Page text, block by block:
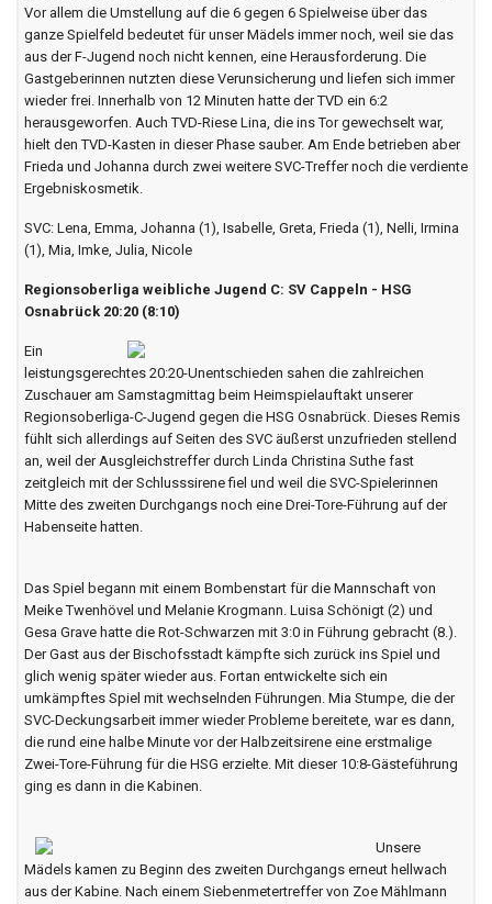
Vor allem die Umstellung auf die 6 gegen 6 Spielweise über das
ganze Spielfeld bedeutet für unser Mädels immer noch, weil sie das
aus der F-Jugend noch nicht kennen, eine Herausforderung. Die
Gastgeberinnen nutzten diese Verunsicherung und liefen sich immer
wieder frei. Innerhalb von 12 Minuten hatte der TVD ein 6:2
herausgeworfen. Auch TVD-Riese Lina, die ins Tor gewechselt war,
hielt den TVD-Kasten in dieser Phase sauber. Am Ende betrieben aber
Frieda und Johanna durch zwei weitere SVC-Treffer noch die verdiente
Ergebniskosmetik.
SVC: Lena, Emma, Johanna (1), Isabelle, Greta, Frieda (1), Nelli, Irmina
(1), Mia, Imke, Julia, Nicole
Regionsoberliga weibliche Jugend C: SV Cappeln - HSG
Osnabrück 20:20 (8:10)
Ein
leistungsgerechtes 20:20-Unentschieden sahen die zahlreichen
Zuschauer am Samstagmittag beim Heimspielauftakt unserer
Regionsoberliga-C-Jugend gegen die HSG Osnabrück. Dieses Remis
fühlt sich allerdings auf Seiten des SVC äußerst unzufrieden stellend
an, weil der Ausgleichstreffer durch Linda Christina Suthe fast
zeitgleich mit der Schlusssirene fiel und weil die SVC-Spielerinnen
Mitte des zweiten Durchgangs noch eine Drei-Tore-Führung auf der
Habenseite hatten.
Das Spiel begann mit einem Bombenstart für die Mannschaft von
Meike Twenhövel und Melanie Krogmann. Luisa Schönigt (2) und
Gesa Grave hatte die Rot-Schwarzen mit 3:0 in Führung gebracht (8.).
Der Gast aus der Bischofsstadt kämpfte sich zurück ins Spiel und
glich wenig später wieder aus. Fortan entwickelte sich ein
umkämpftes Spiel mit wechselnden Führungen. Mia Stumpe, die der
SVC-Deckungsarbeit immer wieder Probleme bereitete, war es dann,
die rund eine halbe Minute vor der Halbzeitsirene eine erstmalige
Zwei-Tore-Führung für die HSG erzielte. Mit dieser 10:8-Gästeführung
ging es dann in die Kabinen.
Unsere
Mädels kamen zu Beginn des zweiten Durchgangs erneut hellwach
aus der Kabine. Nach einem Siebenmetertreffer von Zoe Mählmann